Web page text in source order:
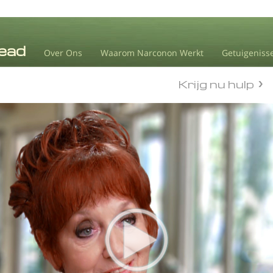
Over Ons Waarom Narconon Werkt
Krijg nu hulp